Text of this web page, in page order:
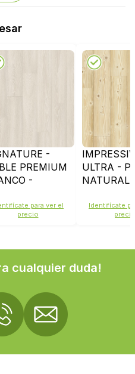
-
PREMIUM
-
para ver el
precio
ULTRA -
NATURAL
Identifícate
precio
cualquier duda!